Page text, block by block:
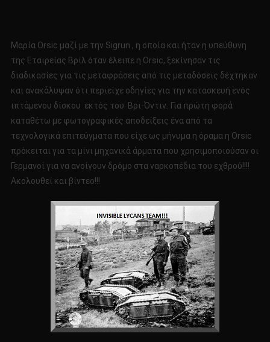
Μαρία Orsic μαζί με την Sigrun , η οποία και ήταν η υπεύθυνη
της Εταιρείας Βρίλ όταν έλειπε η Orsic, ξεκίνησαν τις
διαδικασίες για τις μεταφράσεις από τις μεταδόσεις δέχτηκαν
και ανακάλυψαν ότι περιείχε οδηγίες για την κατασκευή ενός
ιπτάμενου δίσκου εκτός του Βρι-Όντιν
Για πρώτη φορά
καταθέτω με φωτογραφικές αποδείξεις ένα από τα
τεχνολογικά επιτεύγματα που είχε ως μήνυμα η όραμα η Orsic
πρόκειται για τα μίνι μηχανικά άρματα που χρησιμοποιούσαν οι
Γερμανοί για να ανοίγουν δρόμο στα ναρκοπέδια του εχθρού!!!!
Ακολουθεί και βίντεο!!!